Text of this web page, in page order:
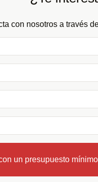
con nosotros a través
un presupuesto